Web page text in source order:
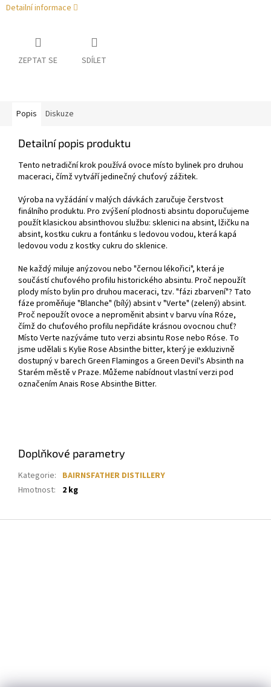
Detailní informace
ZEPTAT SE SDÍLET
Popis Diskuze
Detailní popis produktu
Tento netradiční krok používá ovoce místo bylinek pro druhou
maceraci, čímž vytváří jedinečný chuťový zážitek.
Výroba na vyžádání v malých dávkách zaručuje čerstvost
finálního produktu. Pro zvýšení plodnosti absintu doporučujeme
použít klasickou absinthovou službu: sklenici na absint, lžičku na
absint, kostku cukru a fontánku s ledovou vodou, která kapá
ledovou vodu z kostky cukru do sklenice.
Ne každý miluje anýzovou nebo "černou lékořici", která je
součástí chuťového profilu historického absintu. Proč nepoužít
plody místo bylin pro druhou maceraci, tzv. "fázi zbarvení"? Tato
fáze proměňuje "Blanche" (bílý) absint v "Verte" (zelený) absint.
Proč nepoužít ovoce a neproměnit absint v barvu vína Róze,
čímž do chuťového profilu nepřidáte krásnou ovocnou chuť?
Místo Verte nazýváme tuto verzi absintu Rose nebo Róse. To
jsme udělali s Kylie Rose Absinthe bitter, který je exkluzivně
dostupný v barech Green Flamingos a Green Devil's Absinth na
Starém městě v Praze. Můžeme nabídnout vlastní verzi pod
označením Anais Rose Absinthe Bitter.
Doplňkové parametry
Kategorie: BAIRNSFATHER DISTILLERY
Hmotnost: 2 kg